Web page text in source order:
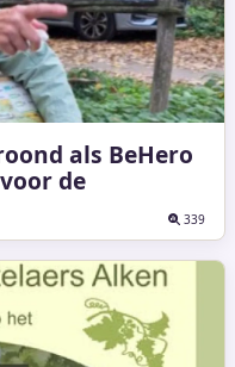
als BeHero
de
339